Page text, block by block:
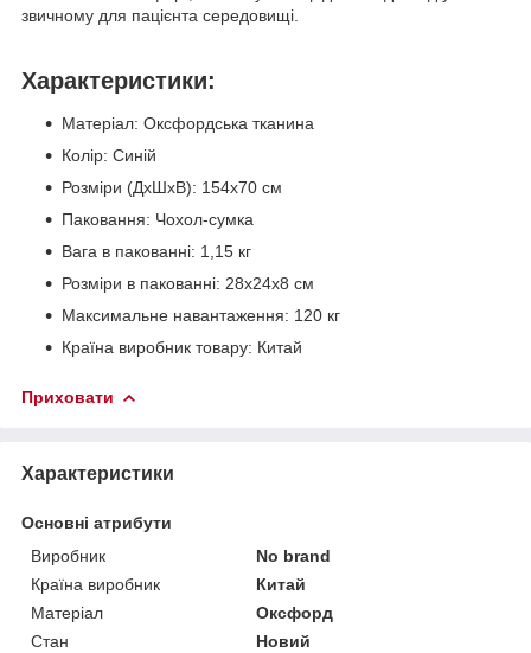
звичному для пацієнта середовищі.
Характеристики:
Матеріал: Оксфордська тканина
Колір: Синій
Розміри (ДхШхВ): 154х70 см
Паковання: Чохол-сумка
Вага в пакованні: 1,15 кг
Розміри в пакованні: 28х24х8 см
Максимальне навантаження: 120 кг
Країна виробник товару: Китай
Приховати
Характеристики
Основні атрибути
Виробник
No brand
Країна виробник
Китай
Матеріал
Оксфорд
Стан
Новий